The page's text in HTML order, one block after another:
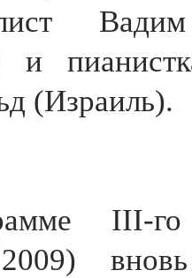
и
(Израиль).
III-го